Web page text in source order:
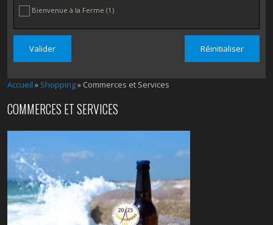
Bienvenue à la Ferme(1)
Accueil » Shopping» Commerces et Services
COMMERCES ET SERVICES